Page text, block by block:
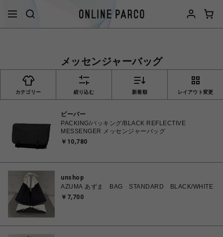
メッセンジャーバッグ
カテゴリー 絞り込む 新着順 レイアウト変更
ビーバー
PACKING/パッキング/BLACK REFLECTIVE
MESSENGER メッセンジャーバッグ
￥10,780
unshop
AZUMA あずま BAG STANDARD BLACK/WHITE
￥7,700